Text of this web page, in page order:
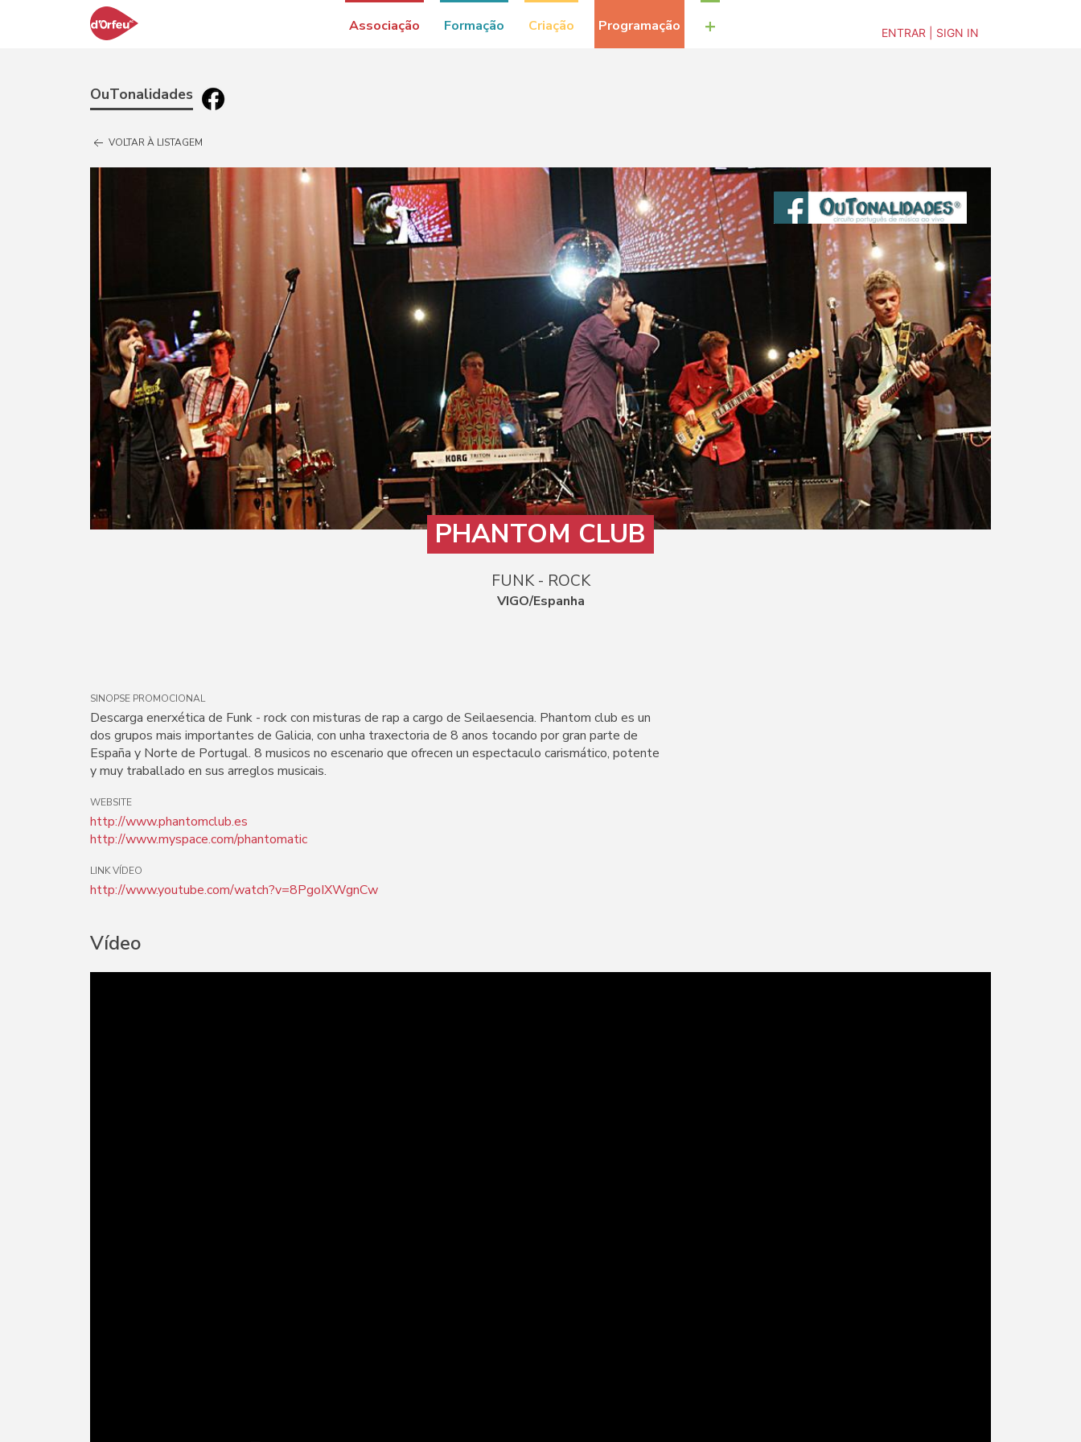
Associação Formação Criação Programação + ENTRAR | SIGN IN
OuTonalidades
VOLTAR À LISTAGEM
PHANTOM CLUB
FUNK - ROCK
VIGO/Espanha
SINOPSE PROMOCIONAL
Descarga enerxética de Funk - rock con misturas de rap a cargo de Seilaesencia. Phantom club es un
dos grupos mais importantes de Galicia, con unha traxectoria de 8 anos tocando por gran parte de
España y Norte de Portugal. 8 musicos no escenario que ofrecen un espectaculo carismático, potente
y muy traballado en sus arreglos musicais.
WEBSITE
http://www.phantomclub.es
http://www.myspace.com/phantomatic
LINK VÍDEO
http://www.youtube.com/watch?v=8PgoIXWgnCw
Vídeo